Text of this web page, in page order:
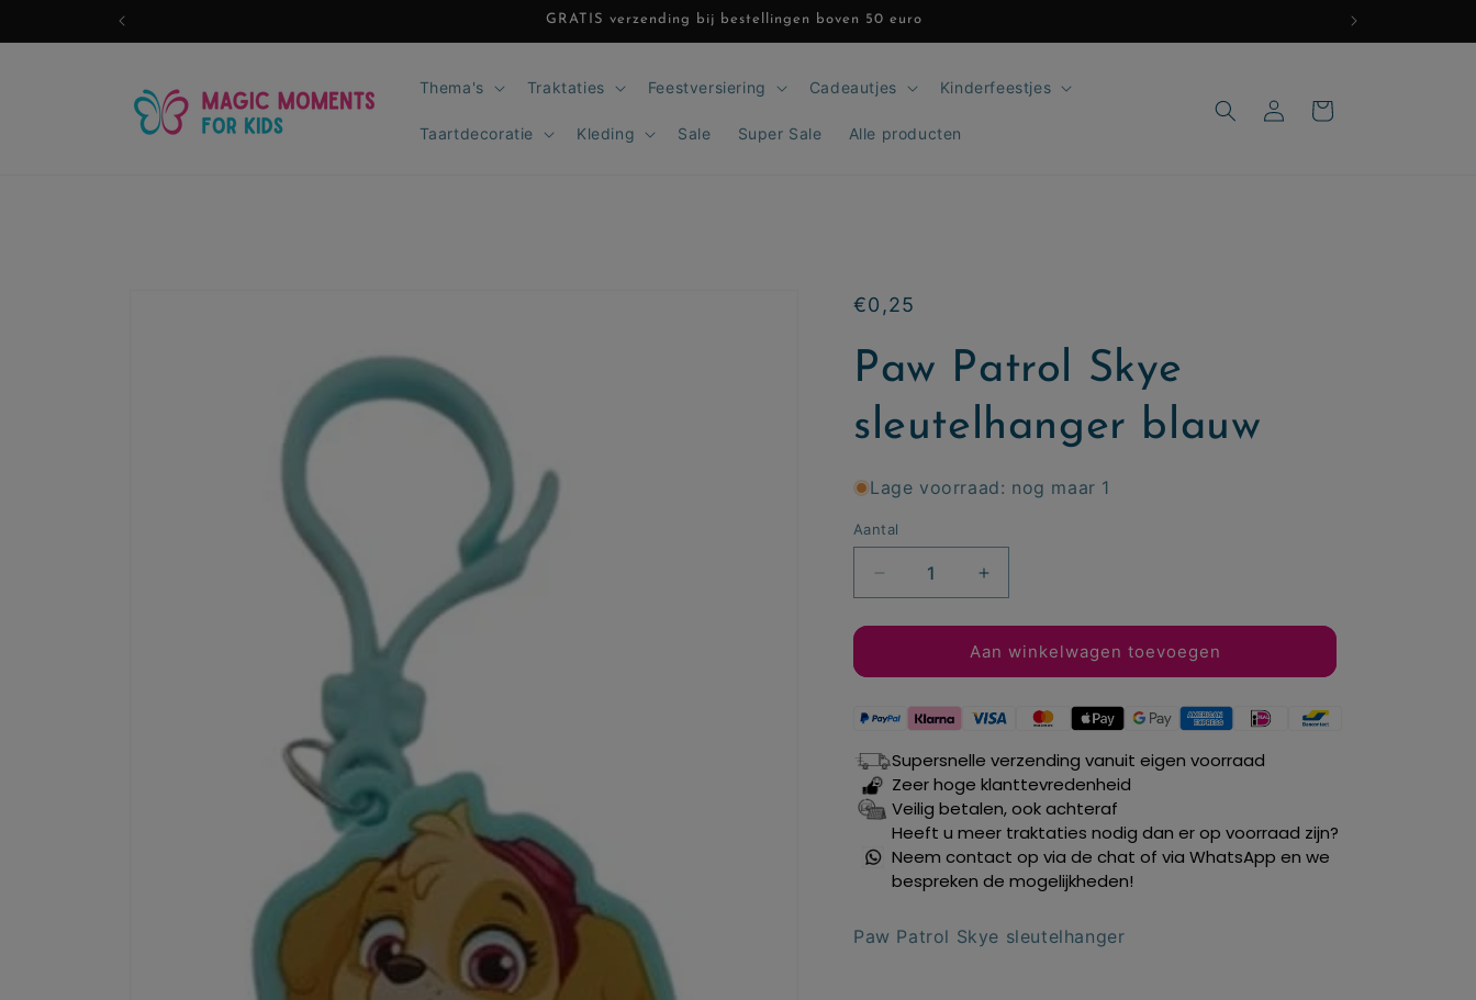
content
GRATIS verzending bij bestellingen boven 50 euro
Thema's Traktaties Feestversiering Cadeautjes Kinderfeestjes
Taartdecoratie Kleding Sale Super Sale Alle producten
Inloggen
Winkelwagen
Normale
€0,25
Paw Patrol Skye
sleutelhanger blauw
Lage voorraad: nog maar 1
Aantal
Aantal
verlagen
voor
Patrol
sleutelhanger
Aantal
verhogen
voor
Paw
Patrol
sleutelhanger
Aan winkelwagen toevoegen
Supersnelle verzending vanuit eigen voorraad
Zeer hoge klanttevredenheid
Veilig betalen, ook achteraf
Heeft u meer traktaties nodig dan er op voorraad zijn?
Neem contact op via de chat of via WhatsApp en we
bespreken de mogelijkheden!
Paw Patrol Skye sleutelhanger